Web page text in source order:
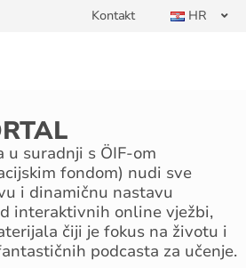
Kontakt HR
u suradnji s ÖIF-om
fondom) nudi sve
i dinamičnu nastavu
interaktivnih online vježbi,
čiji je fokus na životu i
podcasta za učenje.